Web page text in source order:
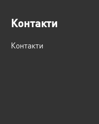
Контакти
Контакти